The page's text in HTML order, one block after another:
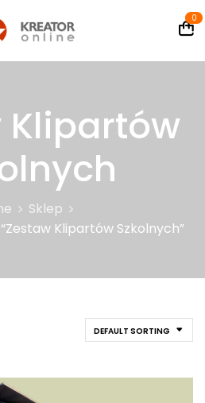
0
Klipartów
Sklep
Klipartów Szkolnych”
DEFAULT SORTING